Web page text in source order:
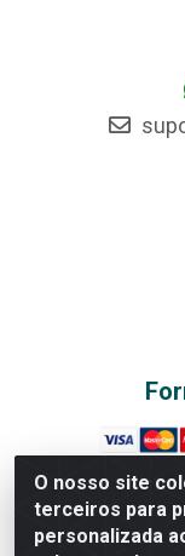
O nosso site
terceiros para
personalizada
Rede Brasil -